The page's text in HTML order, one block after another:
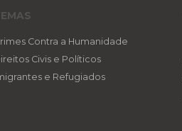
Contra a Humanidade
Civis e Políticos
e Refugiados